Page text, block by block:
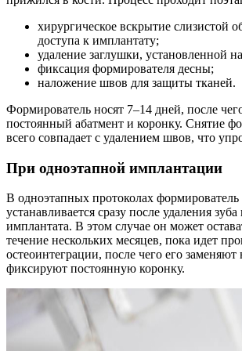
хирургическое вскрытие слизистой
доступа к имплантату;
удаление заглушки, установленной
фиксация формирователя десны;
наложение швов для защиты тканей.
Формирователь носят 7–14 дней, после
постоянный абатмент и коронку. Снятие
всего совпадает с удалением швов, что
При одноэтапной имплантации
В одноэтапных протоколах
устанавливается сразу после удаления
имплантата. В этом случае он может
течение нескольких месяцев, пока идет
остеоинтеграции, после чего его заменяют
фиксируют постоянную коронку.